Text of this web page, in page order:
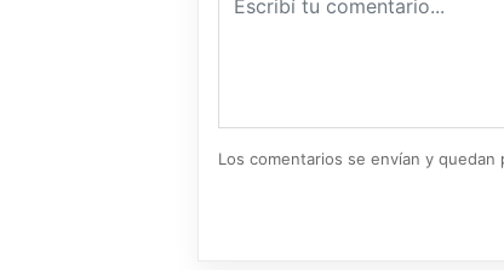
Los comentarios se envían y